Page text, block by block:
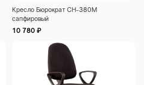
Кресло Бюрократ CH-380M
сапфировый
10 780 ₽